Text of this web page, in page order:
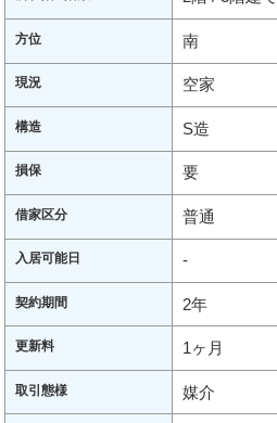
方位 南
現況 空家
構造 S造
損保 要
借家区分 普通
入居可能日 -
契約期間 2年
更新料 1ヶ月
取引態様 媒介